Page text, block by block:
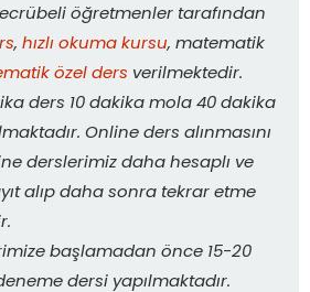
öğretmenler tarafından
, hızlı okuma kursu, matematik
özel ders verilmektedir.
ders 10 dakika mola 40 dakika
Online ders alınmasını
derslerimiz daha hesaplı ve
alıp daha sonra tekrar etme
başlamadan önce 15-20
dersi yapılmaktadır.